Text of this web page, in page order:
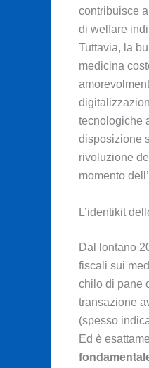
contribuisce
di welfare
Tuttavia, la
medicina
tecnologiche
disposizione
rivoluzione
momento
L’identikit
Dal lontano
fiscali sui
chilo di pane
transazione
(spesso
Ed è